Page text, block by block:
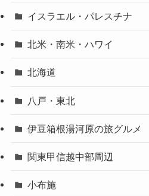
イスラエル・パレスチナ
北米・南米・ハワイ
北海道
八戸・東北
伊豆箱根湯河原の旅グルメ
関東甲信越中部周辺
小布施